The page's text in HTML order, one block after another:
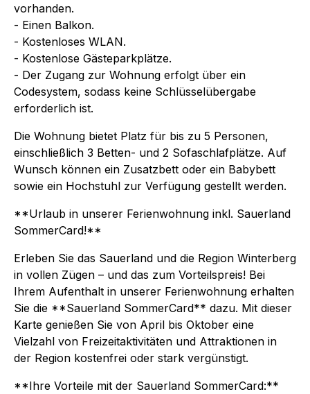
vorhanden.
- Einen Balkon.
- Kostenloses WLAN.
- Kostenlose Gästeparkplätze.
- Der Zugang zur Wohnung erfolgt über ein
Codesystem, sodass keine Schlüsselübergabe
erforderlich ist.
Die Wohnung bietet Platz für bis zu 5 Personen,
einschließlich 3 Betten- und 2 Sofaschlafplätze. Auf
Wunsch können ein Zusatzbett oder ein Babybett
sowie ein Hochstuhl zur Verfügung gestellt werden.
**Urlaub in unserer Ferienwohnung inkl. Sauerland
SommerCard!**
Erleben Sie das Sauerland und die Region Winterberg
in vollen Zügen – und das zum Vorteilspreis! Bei
Ihrem Aufenthalt in unserer Ferienwohnung erhalten
Sie die **Sauerland SommerCard** dazu. Mit dieser
Karte genießen Sie von April bis Oktober eine
Vielzahl von Freizeitaktivitäten und Attraktionen in
der Region kostenfrei oder stark vergünstigt.
**Ihre Vorteile mit der Sauerland SommerCard:**